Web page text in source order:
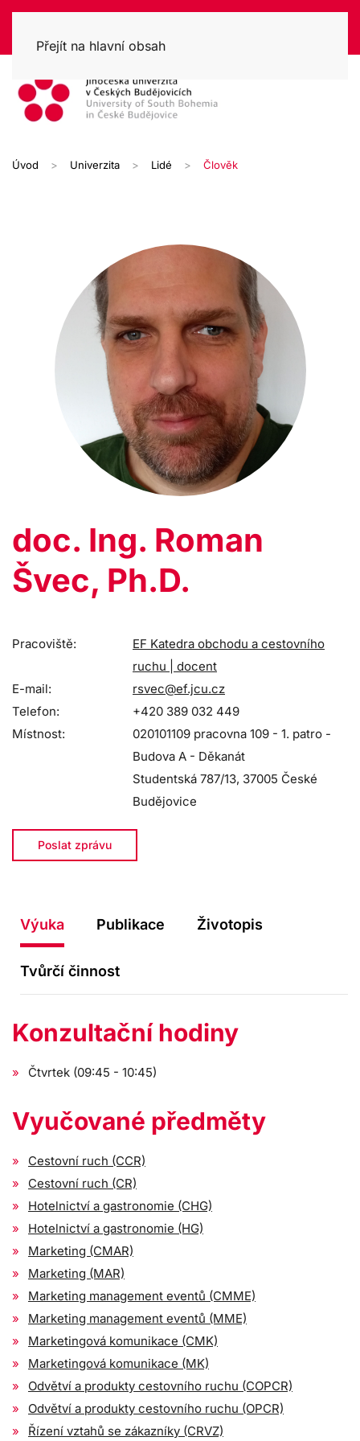
Přejít na hlavní obsah
Úvod Univerzita Lidé Člověk
doc. Ing. Roman
Švec, Ph.D.
Pracoviště:
EF Katedra obchodu a cestovního
ruchu | docent
E-mail:
rsvec@ef.jcu.cz
Telefon:
+420 389 032 449
Místnost:
020101109 pracovna 109 - 1. patro -
Budova A - Děkanát
Studentská 787/13, 37005 České
Budějovice
Poslat zprávu
Výuka Publikace Životopis
Tvůrčí činnost
Konzultační hodiny
Čtvrtek (09:45 - 10:45)
Vyučované předměty
Cestovní ruch (CCR)
Cestovní ruch (CR)
Hotelnictví a gastronomie (CHG)
Hotelnictví a gastronomie (HG)
Marketing (CMAR)
Marketing (MAR)
Marketing management eventů (CMME)
Marketing management eventů (MME)
Marketingová komunikace (CMK)
Marketingová komunikace (MK)
Odvětví a produkty cestovního ruchu (COPCR)
Odvětví a produkty cestovního ruchu (OPCR)
Řízení vztahů se zákazníky (CRVZ)